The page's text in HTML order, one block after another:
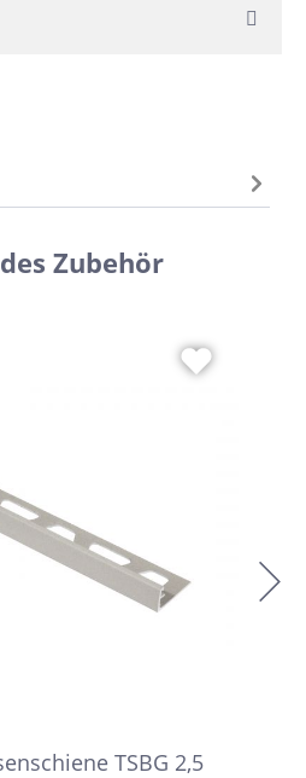
Zubehör
TSBG 2,5